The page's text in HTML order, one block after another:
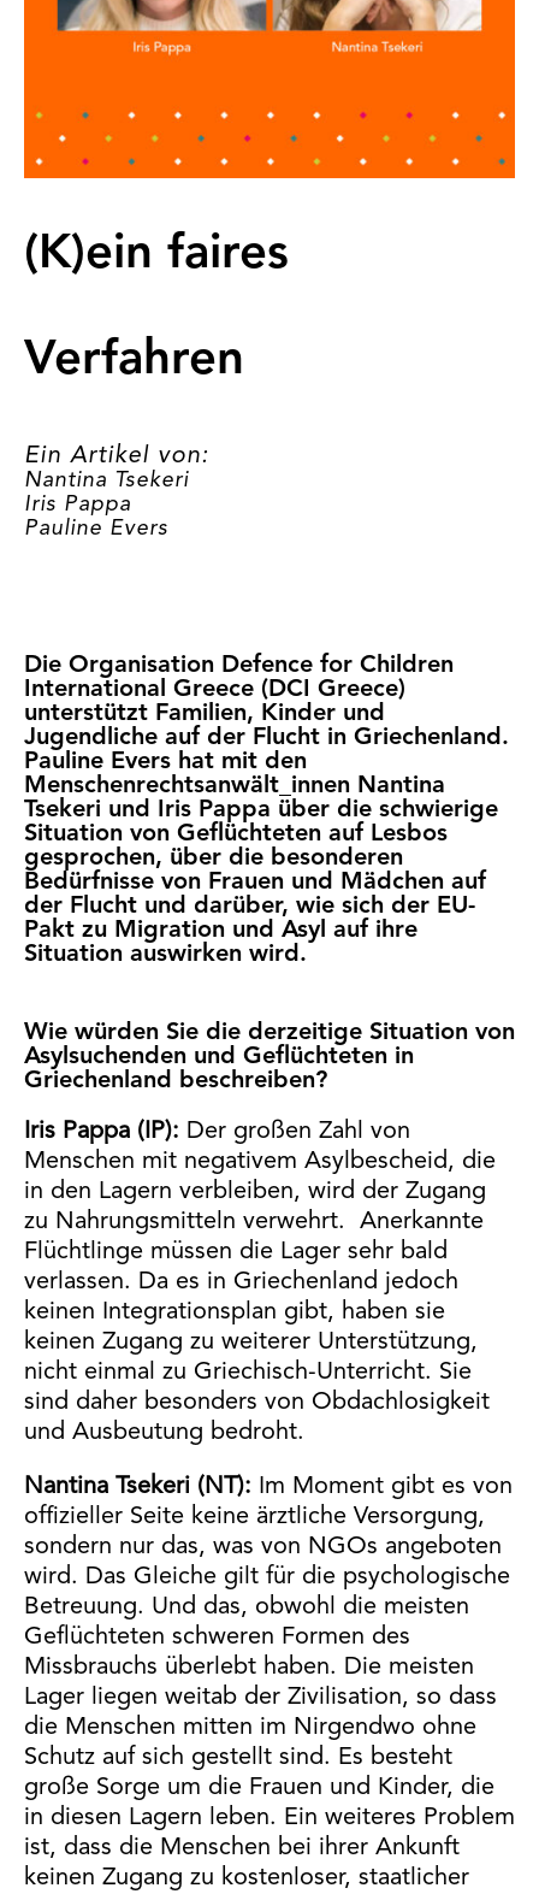
(K)ein faires
Verfahren
Ein Artikel von:
Nantina Tsekeri
Iris Pappa
Pauline Evers
Die Organisation Defence for Children
International Greece (DCI Greece)
unterstützt Familien, Kinder und
Jugendliche auf der Flucht in Griechenland.
Pauline Evers hat mit den
Menschenrechtsanwält_innen Nantina
Tsekeri und Iris Pappa über die schwierige
Situation von Geflüchteten auf Lesbos
gesprochen, über die besonderen
Bedürfnisse von Frauen und Mädchen auf
der Flucht und darüber, wie sich der EU-
Pakt zu Migration und Asyl auf ihre
Situation auswirken wird.
Wie würden Sie die derzeitige Situation von
Asylsuchenden und Geflüchteten in
Griechenland beschreiben?
Iris Pappa (IP): Der großen Zahl von
Menschen mit negativem Asylbescheid, die
in den Lagern verbleiben, wird der Zugang
zu Nahrungsmitteln verwehrt. Anerkannte
Flüchtlinge müssen die Lager sehr bald
verlassen. Da es in Griechenland jedoch
keinen Integrationsplan gibt, haben sie
keinen Zugang zu weiterer Unterstützung,
nicht einmal zu Griechisch-Unterricht. Sie
sind daher besonders von Obdachlosigkeit
und Ausbeutung bedroht.
Nantina Tsekeri (NT):
Im Moment gibt es von
offizieller Seite keine ärztliche Versorgung,
sondern nur das, was von NGOs angeboten
wird. Das Gleiche gilt für die psychologische
Betreuung. Und das, obwohl die meisten
Geflüchteten schweren Formen des
Missbrauchs überlebt haben. Die meisten
Lager liegen weitab der Zivilisation, so dass
die Menschen mitten im Nirgendwo ohne
Schutz auf sich gestellt sind. Es besteht
große Sorge um die Frauen und Kinder, die
in diesen Lagern leben. Ein weiteres Problem
ist, dass die Menschen bei ihrer Ankunft
keinen Zugang zu kostenloser, staatlicher